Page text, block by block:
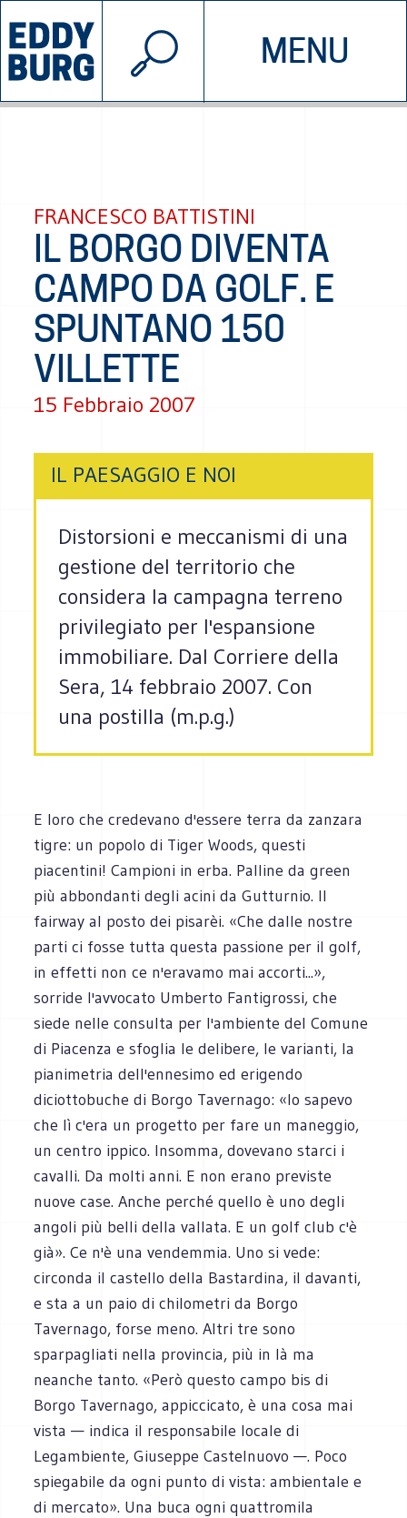
MENU
INIZIATIVE CHI SIAMO
© 2026 EDDYBURG
FRANCESCO BATTISTINI
IL BORGO DIVENTA
CAMPO DA GOLF. E
SPUNTANO 150
VILLETTE
15 Febbraio 2007
IL PAESAGGIO E NOI
Distorsioni e meccanismi di una
gestione del territorio che
considera la campagna terreno
privilegiato per l'espansione
immobiliare. Dal Corriere della
Sera, 14 febbraio 2007. Con
una postilla (m.p.g.)
E loro che credevano d'essere terra da zanzara
tigre: un popolo di Tiger Woods, questi
piacentini! Campioni in erba. Palline da green
più abbondanti degli acini da Gutturnio. Il
fairway al posto dei pisarèi. «Che dalle nostre
parti ci fosse tutta questa passione per il golf,
in effetti non ce n'eravamo mai accorti...»,
sorride l'avvocato Umberto Fantigrossi, che
siede nelle consulta per l'ambiente del Comune
di Piacenza e sfoglia le delibere, le varianti, la
pianimetria dell'ennesimo ed erigendo
diciottobuche di Borgo Tavernago: «Io sapevo
che lì c'era un progetto per fare un maneggio,
un centro ippico. Insomma, dovevano starci i
cavalli. Da molti anni. E non erano previste
nuove case. Anche perché quello è uno degli
angoli più belli della vallata. E un golf club c'è
già». Ce n'è una vendemmia. Uno si vede:
circonda il castello della Bastardina, il davanti,
e sta a un paio di chilometri da Borgo
Tavernago, forse meno. Altri tre sono
sparpagliati nella provincia, più in là ma
neanche tanto. «Però questo campo bis di
Borgo Tavernago, appiccicato, è una cosa mai
vista — indica il responsabile locale di
Legambiente, Giuseppe Castelnuovo —. Poco
spiegabile da ogni punto di vista: ambientale e
di mercato». Una buca ogni quattromila